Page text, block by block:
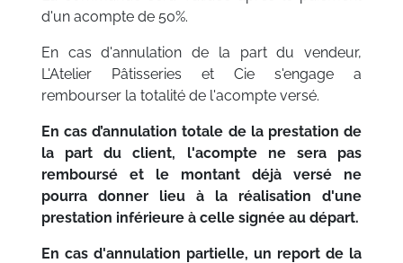
d'un acompte de 50%.
En cas d'annulation de la part du vendeur,
L'Atelier Pâtisseries et Cie s'engage a
rembourser la totalité de l'acompte versé.
En cas d’annulation totale de la prestation de
la part du client, ​l'acompte ne sera pas
remboursé et le montant déjà versé ne
pourra donner lieu à la réalisation d'une
prestation inférieure à celle signée au départ.
En cas d'annulation partielle, un report de la